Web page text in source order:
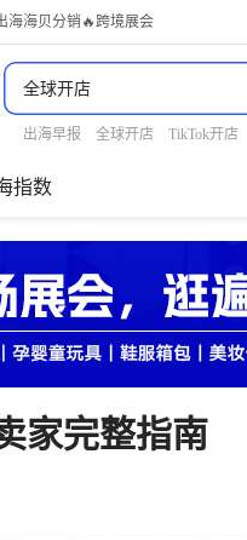
海海贝分销 🔥跨境展会
出海早报 全球开店 TikTok开店
指数
家完整指南